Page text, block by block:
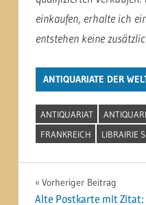
einkaufen, erhalte ich
entstehen keine
ANTIQUARIATE DER
ANTIQUARIAT
FRANKREICH
LIBRAIRIE
Vorheriger Beitrag
Alte Postkarte mit